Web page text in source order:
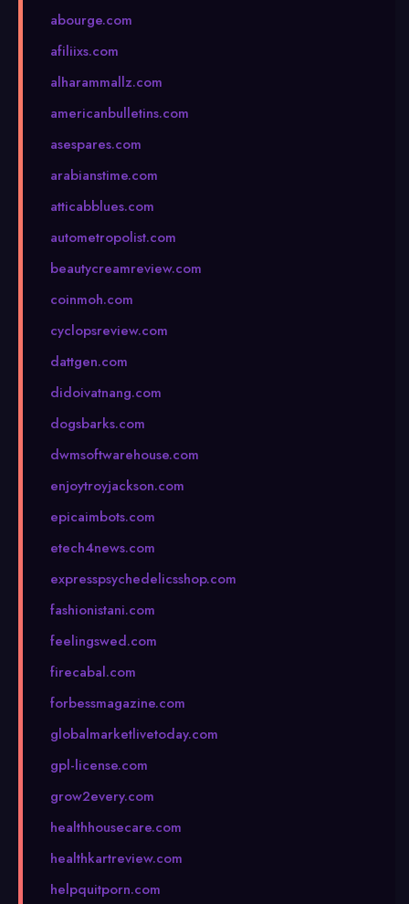
abourge.com
afiliixs.com
alharammallz.com
americanbulletins.com
asespares.com
arabianstime.com
atticabblues.com
autometropolist.com
beautycreamreview.com
coinmoh.com
cyclopsreview.com
dattgen.com
didoivatnang.com
dogsbarks.com
dwmsoftwarehouse.com
enjoytroyjackson.com
epicaimbots.com
etech4news.com
expresspsychedelicsshop.com
fashionistani.com
feelingswed.com
firecabal.com
forbessmagazine.com
globalmarketlivetoday.com
gpl-license.com
grow2every.com
healthhousecare.com
healthkartreview.com
helpquitporn.com